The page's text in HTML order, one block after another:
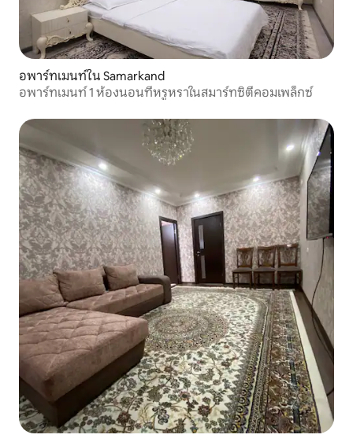
อพาร์ทเมนท์ใน Samarkand
อพาร์ทเมนท์ 1 ห้องนอนที่หรูหราในสมาร์ทซิตี้คอมเพล็กซ์